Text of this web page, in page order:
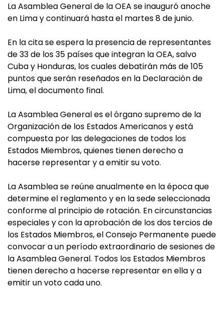
La Asamblea General de la OEA se inauguró anoche
en Lima y continuará hasta el martes 8 de junio.
En la cita se espera la presencia de representantes
de 33 de los 35 países que integran la OEA, salvo
Cuba y Honduras, los cuales debatirán más de 105
puntos que serán reseñados en la Declaración de
Lima, el documento final.
La Asamblea General es el órgano supremo de la
Organización de los Estados Americanos y está
compuesta por las delegaciones de todos los
Estados Miembros, quienes tienen derecho a
hacerse representar y a emitir su voto.
La Asamblea se reúne anualmente en la época que
determine el reglamento y en la sede seleccionada
conforme al principio de rotación. En circunstancias
especiales y con la aprobación de los dos tercios de
los Estados Miembros, el Consejo Permanente puede
convocar a un período extraordinario de sesiones de
la Asamblea General. Todos los Estados Miembros
tienen derecho a hacerse representar en ella y a
emitir un voto cada uno.